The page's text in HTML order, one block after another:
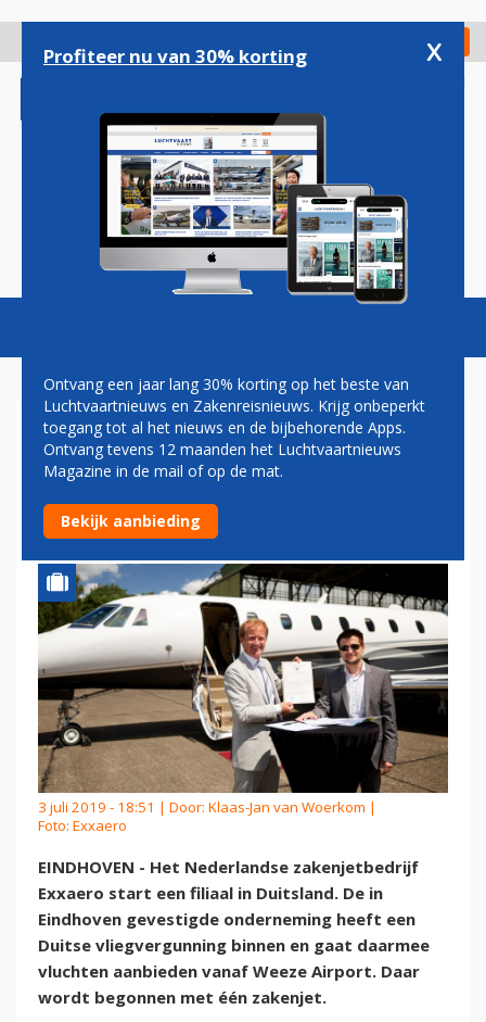
gaan
Check in
Magazine Podcasts Vacatures
ZAKENJETBEDRIJF EXXAERO
START FILIAAL OP WEEZE
AIRPORT
3 juli 2019 - 18:51 | Door: Klaas-Jan van Woerkom |
Foto: Exxaero
EINDHOVEN - Het Nederlandse zakenjetbedrijf
Exxaero start een filiaal in Duitsland. De in
Eindhoven gevestigde onderneming heeft een
Duitse vliegvergunning binnen en gaat daarmee
vluchten aanbieden vanaf Weeze Airport. Daar
wordt begonnen met één zakenjet.
Profiteer nu van 30% korting x
Ontvang een jaar lang 30% korting op het beste van
Luchtvaartnieuws en Zakenreisnieuws. Krijg onbeperkt
toegang tot al het nieuws en de bijbehorende Apps.
Ontvang tevens 12 maanden het Luchtvaartnieuws
Magazine in de mail of op de mat.
Bekijk aanbieding